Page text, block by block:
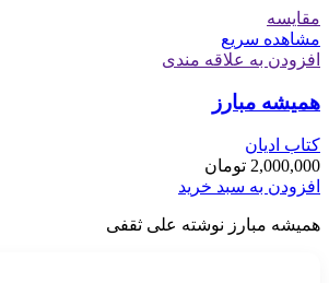
مقایسه
مشاهده سریع
افزودن به علاقه مندی
هميشه مبارز
کتاب ادیان
2,000,000 تومان
افزودن به سبد خرید
هميشه مبارز نوشته علی ثقفی